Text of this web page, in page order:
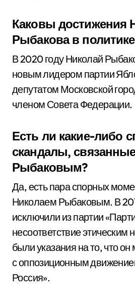
Каковы достижения
Рыбакова в
В 2020 году Николай
новым лидером партии
депутатом Московской
членом Совета Федерации.
Есть ли какие-либо
скандалы,
Рыбаковым?
Да, есть пара спорных
Николаем Рыбаковым. В
исключили из партии
несоответствие этическим
были указания на то, что
с оппозиционным
Россия».